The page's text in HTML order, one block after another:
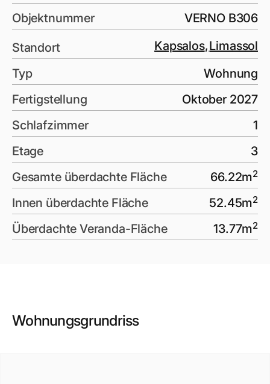
Objektnummer
VERNO B306
Standort Kapsalos,Limassol
Typ
Wohnung
Fertigstellung
Oktober 2027
Schlafzimmer
1
Etage
3
Gesamte überdachte Fläche
66.22m2
Innen überdachte Fläche 52.45m2
Überdachte Veranda-Fläche 13.77m2
Wohnungsgrundriss